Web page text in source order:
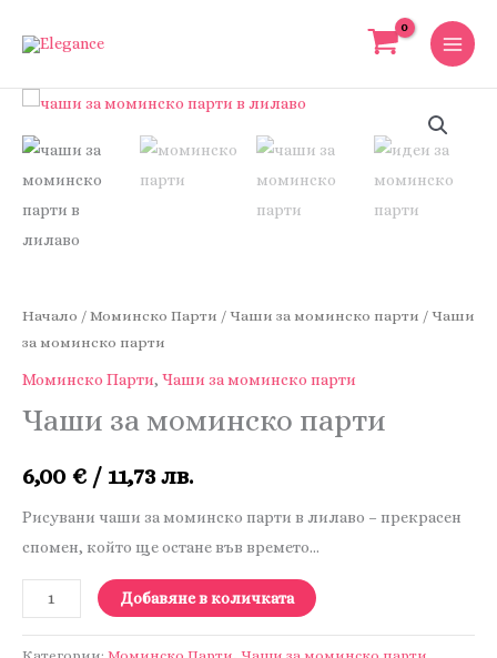
Начало / Моминско Парти / Чаши за моминско парти / Чаши
за моминско парти
Моминско Парти, Чаши за моминско парти
Чаши за моминско парти
6,00 € / 11,73 лв.
Рисувани чаши за моминско парти в лилаво – прекрасен
спомен, който ще остане във времето…
количество
за
Чаши
Добавяне в количката